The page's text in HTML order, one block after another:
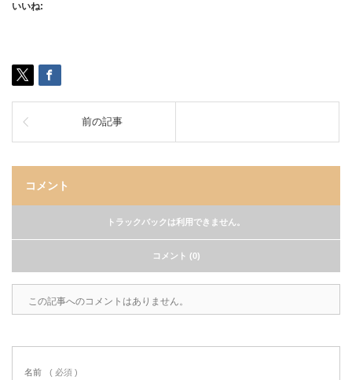
いいね:
前の記事
コメント
トラックバックは利用できません。
コメント (0)
この記事へのコメントはありません。
名前 ( 必須 )